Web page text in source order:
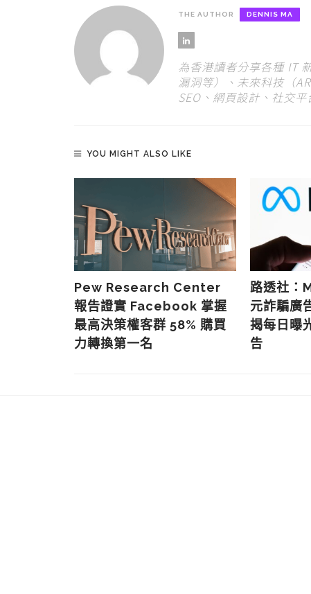
THE AUTHOR DENNIS MA
為香港讀者分享各種 IT
漏洞等）、未來科技（
SEO、網頁設計、社交平
YOU MIGHT ALSO LIKE
Pew Research Center
報告證實 Facebook 掌握
最高決策權客群 58% 購買
力轉換第一名
路透社：
元詐騙廣
揭每日曝
告